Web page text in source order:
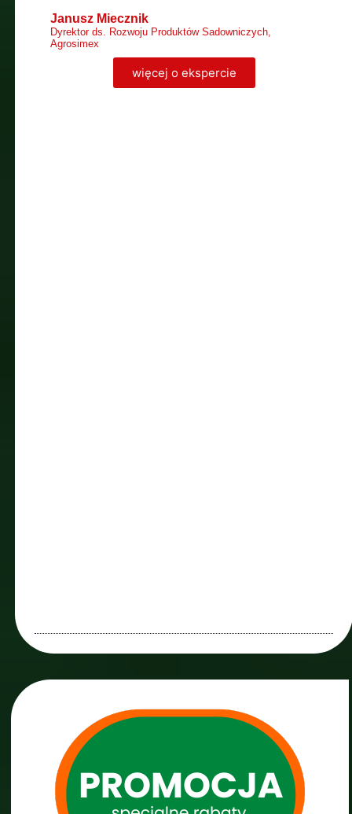
Janusz Miecznik
Dyrektor ds. Rozwoju Produktów Sadowniczych,
Agrosimex
więcej o ekspercie